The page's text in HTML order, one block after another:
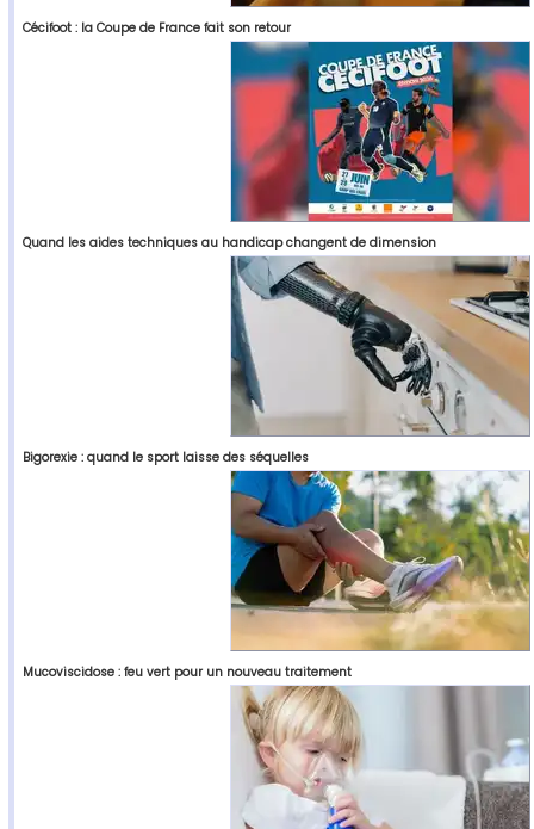
Cécifoot : la Coupe de France fait son retour
Quand les aides techniques au handicap changent de dimension
Bigorexie : quand le sport laisse des séquelles
Mucoviscidose : feu vert pour un nouveau traitement